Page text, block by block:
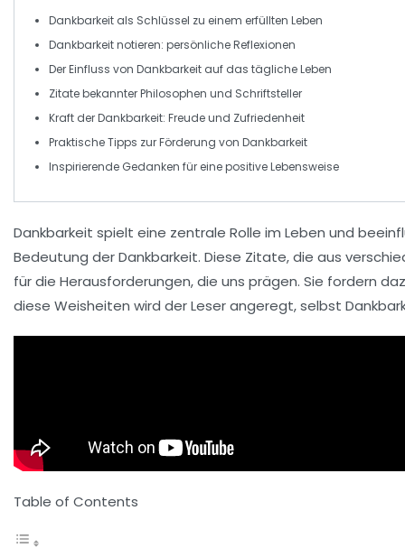
Dankbarkeit als Schlüssel zu einem erfüllten Leben
Dankbarkeitnotieren: persönliche Reflexionen
Der Einfluss von Dankbarkeit auf das tägliche Leben
Zitatebekannter Philosophen und Schriftsteller
Kraft derDankbarkeit: Freude und Zufriedenheit
PraktischeTipps zur Förderung von Dankbarkeit
Inspirierende Gedanken für eine positiveLebensweise
Dankbarkeit spielt eine zentrale Rolle im Leben und
Bedeutung der Dankbarkeit. Diese Zitate, die aus
für die Herausforderungen, die uns prägen. Sie fordern
diese Weisheiten wird der Leser angeregt, selbst
Table of Contents